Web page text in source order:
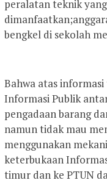
peralatan teknik
bengkel di sekolah
Bahwa atas
Informasi Publik
pengadaan barang
namun tidak mau
menggunakan
keterbukaan
timur dan ke PTUN